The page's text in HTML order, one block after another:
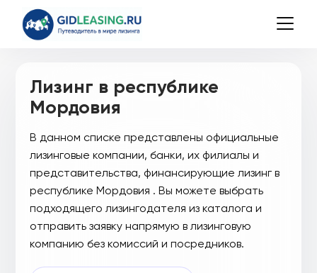
Лизинг в республике
Мордовия
В данном списке представлены официальные
лизинговые компании, банки, их филиалы и
представительства, финансирующие лизинг в
республике Мордовия . Вы можете выбрать
подходящего лизингодателя из каталога и
отправить заявку напрямую в лизинговую
компанию без комиссий и посредников.